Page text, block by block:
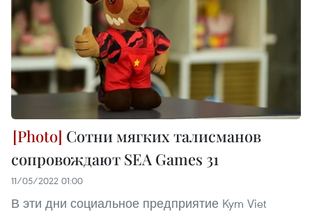
Сотни мягких талисманов
сопровождают SEA Games 31
11/05/2022 01:00
В эти дни социальное предприятие Kym Viet